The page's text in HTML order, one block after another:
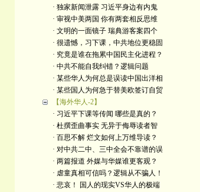
· 独家新闻泄露 习近平身边有内鬼
· 审视中美两国 你有两套相反思维
· 文明的一面镜子 瑞典游客案四个
· 很遗憾，习下课，中共地位更稳固
· 究竟是谁在拖累中国民主化进程？
· 中共不能自我纠错？逻辑问题
· 某些华人为何总是误读中国出洋相
· 某些国人为何急于替美欧签订自贸
【海外华人-2】
· 习近平下课等传闻 哪些是真的？
· 杜撰歪曲事实 无异于侮辱读者智
· 百思不解 烂文如何上万维导读？
· 对中共二中、三中全会不靠谱的误
· 两篇报道 外媒与华媒谁更客观？
· 虐童真相可信吗？逻辑从不骗人！
· 悲哀！ 国人的现实VS华人的极端